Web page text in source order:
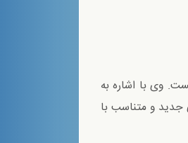
وی با اشاره به
و متناسب با